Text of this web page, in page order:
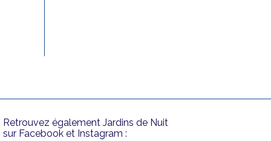
Retrouvez également Jardins de Nuit
sur Facebook et Instagram :